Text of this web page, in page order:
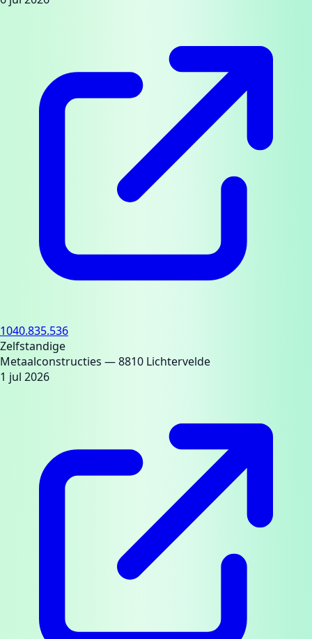
1040.835.536
Zelfstandige
Metaalconstructies — 8810 Lichtervelde
1 jul 2026